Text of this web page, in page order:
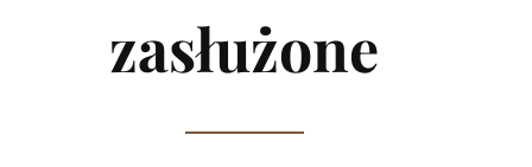
zasłużone